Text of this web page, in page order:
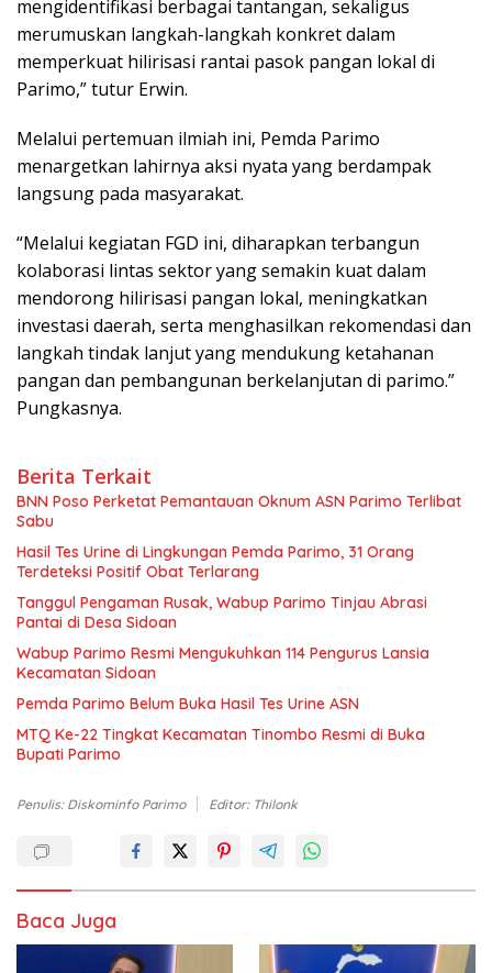
mengidentifikasi berbagai tantangan, sekaligus
merumuskan langkah-langkah konkret dalam
memperkuat hilirisasi rantai pasok pangan lokal di
Parimo,” tutur Erwin.
Melalui pertemuan ilmiah ini, Pemda Parimo
menargetkan lahirnya aksi nyata yang berdampak
langsung pada masyarakat.
“Melalui kegiatan FGD ini, diharapkan terbangun
kolaborasi lintas sektor yang semakin kuat dalam
mendorong hilirisasi pangan lokal, meningkatkan
investasi daerah, serta menghasilkan rekomendasi dan
langkah tindak lanjut yang mendukung ketahanan
pangan dan pembangunan berkelanjutan di parimo.”
Pungkasnya.
Berita Terkait
BNN Poso Perketat Pemantauan Oknum ASN Parimo Terlibat
Sabu
Hasil Tes Urine di Lingkungan Pemda Parimo, 31 Orang
Terdeteksi Positif Obat Terlarang
Tanggul Pengaman Rusak, Wabup Parimo Tinjau Abrasi
Pantai di Desa Sidoan
Wabup Parimo Resmi Mengukuhkan 114 Pengurus Lansia
Kecamatan Sidoan
Pemda Parimo Belum Buka Hasil Tes Urine ASN
MTQ Ke-22 Tingkat Kecamatan Tinombo Resmi di Buka
Bupati Parimo
Penulis: Diskominfo Parimo Editor: Thilonk
Baca Juga